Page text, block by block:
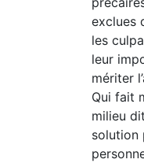
exclues
les
leur
mériter
Qui fait
milieu
solution